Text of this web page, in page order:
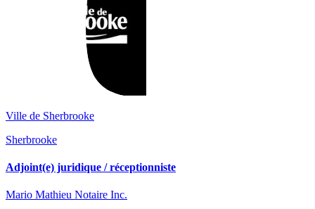
Ville de Sherbrooke
Sherbrooke
Adjoint(e) juridique / réceptionniste
Mario Mathieu Notaire Inc.